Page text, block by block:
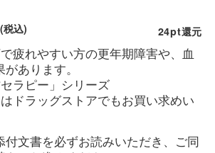
(税込) 24pt還元
疲れやすい方の更年期障害や、血
あります。
ラピー」シリーズ
ドラッグストアでもお買い求めい
付文書を必ずお読みいただき、ご同